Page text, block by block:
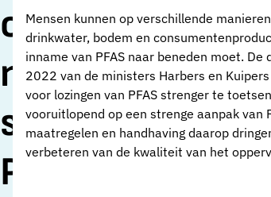
onderstreept
noodzaak
strengere
PFAS-lozingen
Mensen kunnen op verschillende
drinkwater, bodem en
inname van PFAS naar beneden moet.
2022 van de ministers Harbers en
voor lozingen van PFAS strenger te
vooruitlopend op een strenge aanpak van
maatregelen en handhaving daarop
verbeteren van de kwaliteit van het